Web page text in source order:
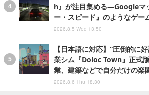
h』が注目集める―Googleマ
ー・スピード』のようなゲー
2026.8.5 Wed 13:50
【日本語に対応】“圧倒的に
業シム『Doloc Town』正式
業、建築などで自分だけの楽
2026.8.6 Thu 18:30